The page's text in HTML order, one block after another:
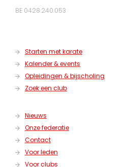
BE 0428.240.053
Starten met karate
Kalender & events
Opleidingen & bijscholing
Zoek een club
Nieuws
Onze federatie
Contact
Voor leden
Voor clubs